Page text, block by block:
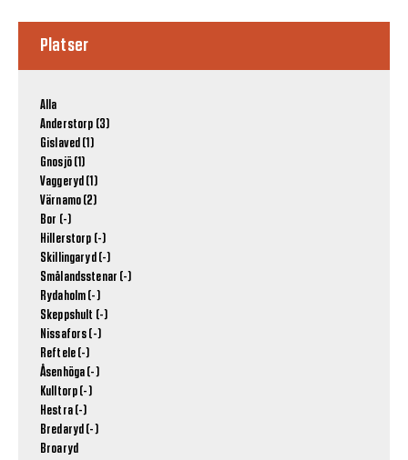
Platser
Alla
Anderstorp (3)
Gislaved (1)
Gnosjö (1)
Vaggeryd (1)
Värnamo (2)
Bor (-)
Hillerstorp (-)
Skillingaryd (-)
Smålandsstenar (-)
Rydaholm (-)
Skeppshult (-)
Nissafors (-)
Reftele (-)
Åsenhöga (-)
Kulltorp (-)
Hestra (-)
Bredaryd (-)
Broaryd